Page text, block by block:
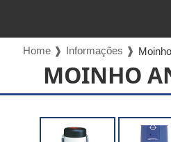
Home ❱ Informações ❱
MOINHO